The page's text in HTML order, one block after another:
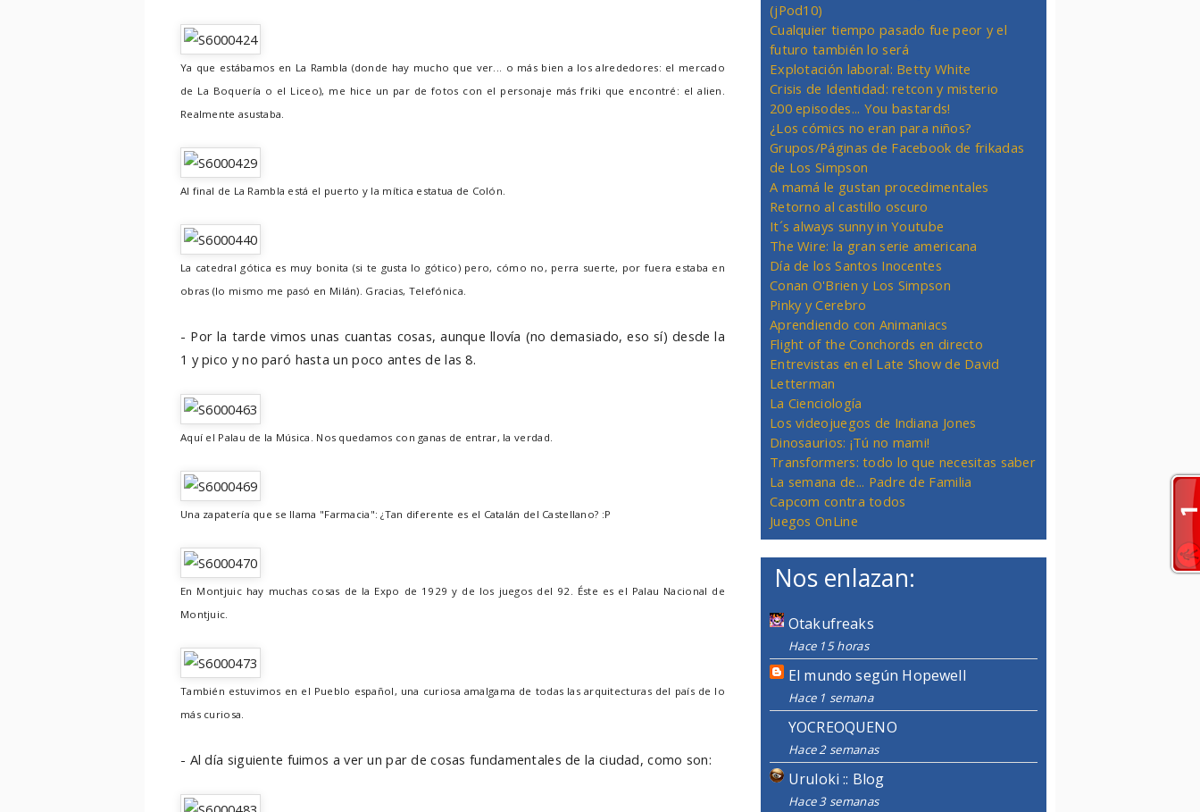
Ya que estábamos en La Rambla (donde hay mucho que ver... o más bien a los alrededores: el mercado
de La Boquería o el Liceo), me hice un par de fotos con el personaje más friki que encontré: el alien.
Realmente asustaba.
Al final de La Rambla está el puerto y la mítica estatua de Colón.
La catedral gótica es muy bonita (si te gusta lo gótico) pero, cómo no, perra suerte, por fuera estaba en
obras (lo mismo me pasó en Milán). Gracias, Telefónica.
- Por la tarde vimos unas cuantas cosas, aunque llovía (no demasiado, eso sí) desde la
1 y pico y no paró hasta un poco antes de las 8.
Aquí el Palau de la Música. Nos quedamos con ganas de entrar, la verdad.
Una zapatería que se llama "Farmacia": ¿Tan diferente es el Catalán del Castellano? :P
En Montjuic hay muchas cosas de la Expo de 1929 y de los juegos del 92. Éste es el Palau Nacional de
Montjuic.
También estuvimos en el Pueblo español, una curiosa amalgama de todas las arquitecturas del país de lo
más curiosa.
- Al día siguiente fuimos a ver un par de cosas fundamentales de la ciudad, como son:
(jPod10)
Cualquier tiempo pasado fue peor y el
futuro también lo será
Explotación laboral: Betty White
Crisis de Identidad: retcon y misterio
200 episodes... You bastards!
¿Los cómics no eran para niños?
Grupos/Páginas de Facebook de frikadas
de Los Simpson
A mamá le gustan procedimentales
Retorno al castillo oscuro
It´s always sunny in Youtube
The Wire: la gran serie americana
Día de los Santos Inocentes
Conan O'Brien y Los Simpson
Pinky y Cerebro
Aprendiendo con Animaniacs
Flight of the Conchords en directo
Entrevistas en el Late Show de David
Letterman
La Cienciología
Los videojuegos de Indiana Jones
Dinosaurios: ¡Tú no mami!
Transformers: todo lo que necesitas saber
La semana de... Padre de Familia
Capcom contra todos
Juegos OnLine
Nos enlazan:
Otakufreaks
Hace 15 horas
El mundo según Hopewell
Hace 1 semana
YOCREOQUENO
Hace 2 semanas
Uruloki :: Blog
Hace 3 semanas